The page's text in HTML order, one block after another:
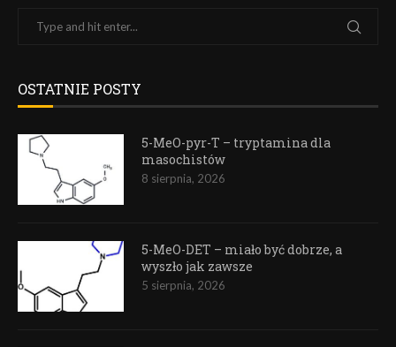
OSTATNIE POSTY
5-MeO-pyr-T – tryptamina dla
masochistów
8 sierpnia, 2026
5-MeO-DET – miało być dobrze, a
wyszło jak zawsze
5 sierpnia, 2026